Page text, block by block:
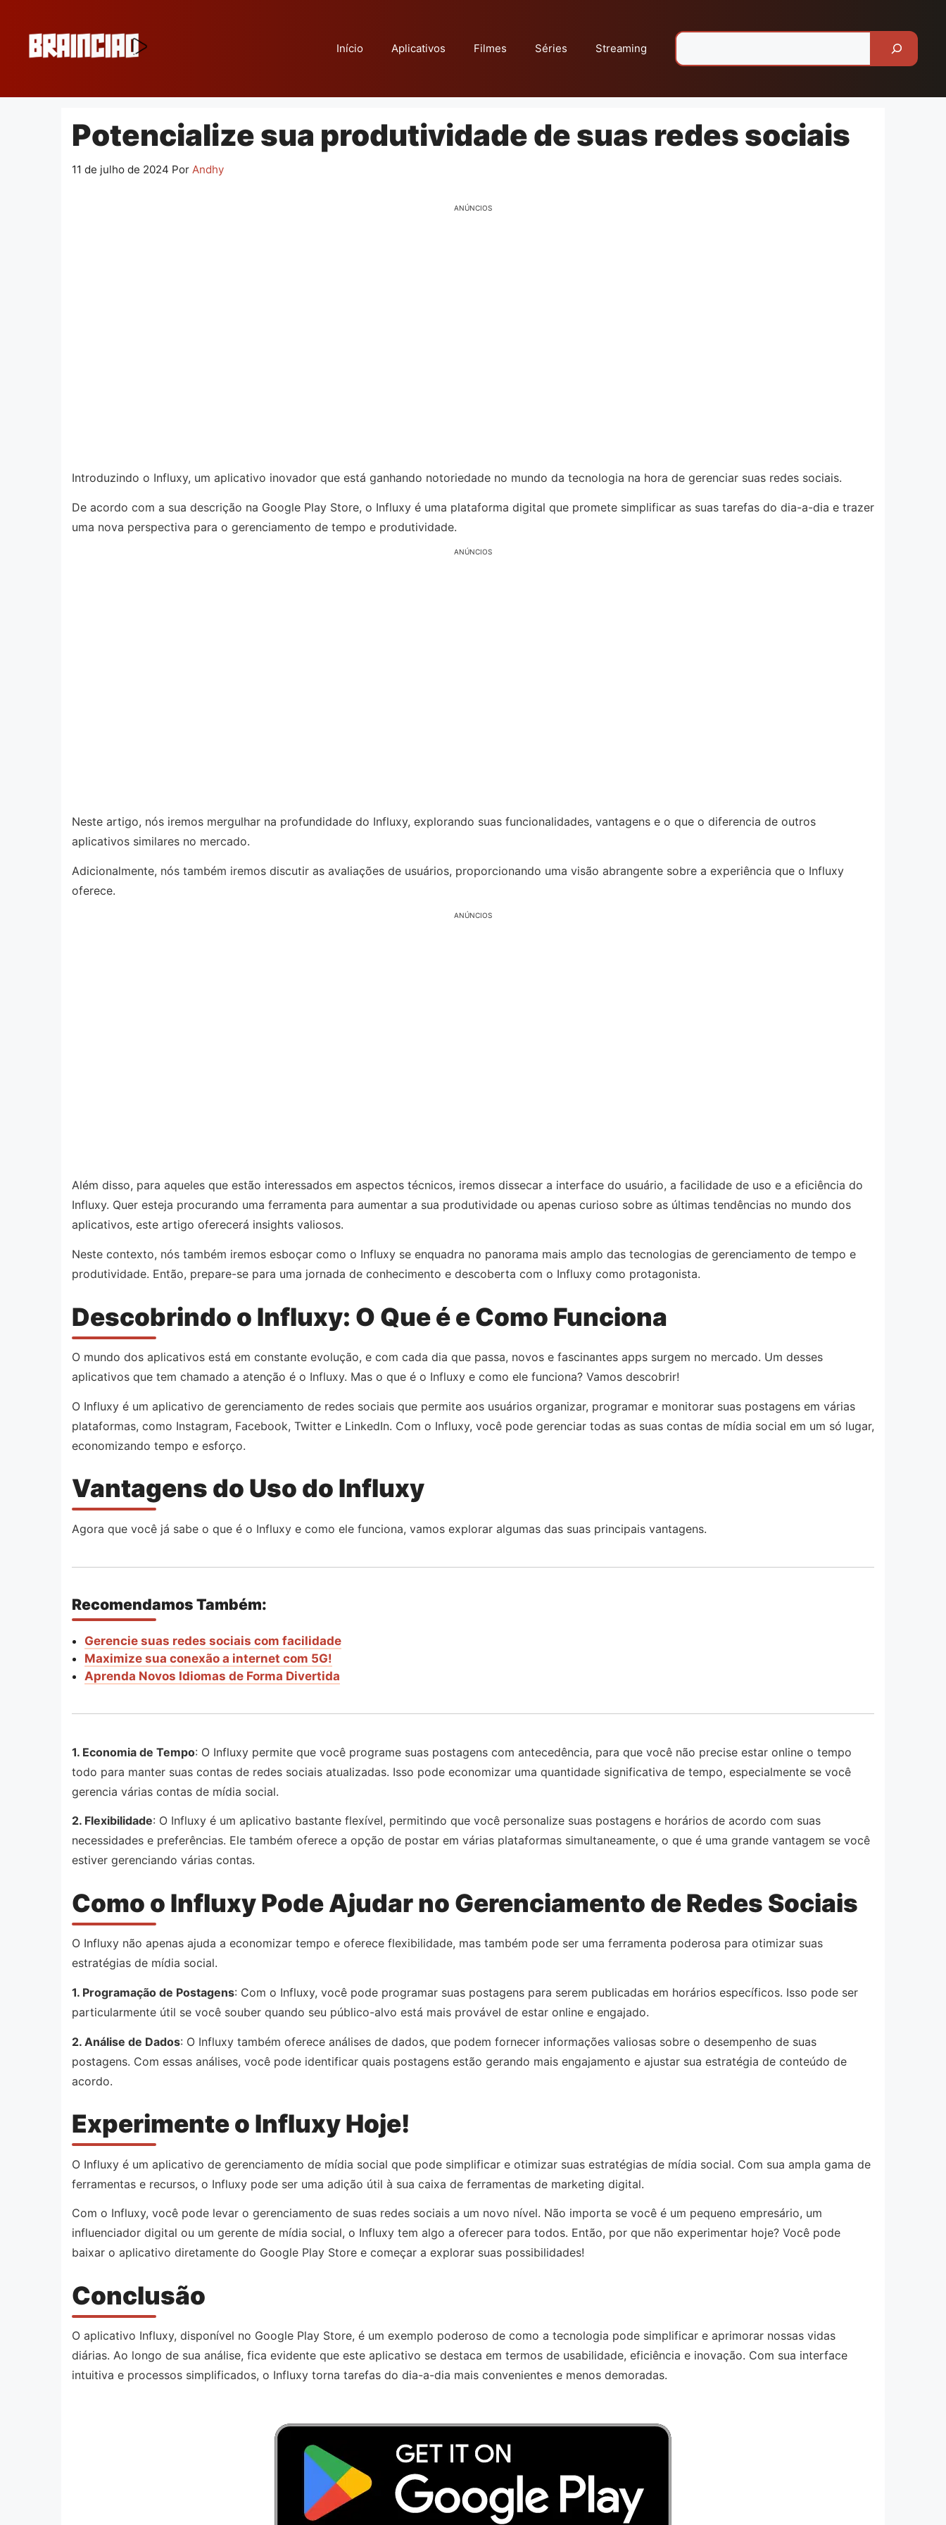
conteúdo
Início Aplicativos Filmes Séries Streaming
Potencialize sua produtividade de suas redes sociais
11 de julho de 2024 Por Andhy
ANÚNCIOS
Introduzindo o Influxy, um aplicativo inovador que está ganhando notoriedade no mundo da tecnologia na hora de gerenciar suas redes sociais.
De acordo com a sua descrição na Google Play Store, o Influxy é uma plataforma digital que promete simplificar as suas tarefas do dia-a-dia e trazer
uma nova perspectiva para o gerenciamento de tempo e produtividade.
ANÚNCIOS
Neste artigo, nós iremos mergulhar na profundidade do Influxy, explorando suas funcionalidades, vantagens e o que o diferencia de outros
aplicativos similares no mercado.
Adicionalmente, nós também iremos discutir as avaliações de usuários, proporcionando uma visão abrangente sobre a experiência que o Influxy
oferece.
ANÚNCIOS
Além disso, para aqueles que estão interessados em aspectos técnicos, iremos dissecar a interface do usuário, a facilidade de uso e a eficiência do
Influxy. Quer esteja procurando uma ferramenta para aumentar a sua produtividade ou apenas curioso sobre as últimas tendências no mundo dos
aplicativos, este artigo oferecerá insights valiosos.
Neste contexto, nós também iremos esboçar como o Influxy se enquadra no panorama mais amplo das tecnologias de gerenciamento de tempo e
produtividade. Então, prepare-se para uma jornada de conhecimento e descoberta com o Influxy como protagonista.
Descobrindo o Influxy: O Que é e Como Funciona
O mundo dos aplicativos está em constante evolução, e com cada dia que passa, novos e fascinantes apps surgem no mercado. Um desses
aplicativos que tem chamado a atenção é o Influxy. Mas o que é o Influxy e como ele funciona? Vamos descobrir!
O Influxy é um aplicativo de gerenciamento de redes sociais que permite aos usuários organizar, programar e monitorar suas postagens em várias
plataformas, como Instagram, Facebook, Twitter e LinkedIn. Com o Influxy, você pode gerenciar todas as suas contas de mídia social em um só lugar,
economizando tempo e esforço.
Vantagens do Uso do Influxy
Agora que você já sabe o que é o Influxy e como ele funciona, vamos explorar algumas das suas principais vantagens.
Recomendamos Também:
Gerencie suas redes sociais com facilidade
Maximize sua conexão a internet com 5G!
Aprenda Novos Idiomas de Forma Divertida
1. Economia de Tempo: O Influxy permite que você programe suas postagens com antecedência, para que você não precise estar online o tempo
todo para manter suas contas de redes sociais atualizadas. Isso pode economizar uma quantidade significativa de tempo, especialmente se você
gerencia várias contas de mídia social.
2. Flexibilidade: O Influxy é um aplicativo bastante flexível, permitindo que você personalize suas postagens e horários de acordo com suas
necessidades e preferências. Ele também oferece a opção de postar em várias plataformas simultaneamente, o que é uma grande vantagem se você
estiver gerenciando várias contas.
Como o Influxy Pode Ajudar no Gerenciamento de Redes Sociais
O Influxy não apenas ajuda a economizar tempo e oferece flexibilidade, mas também pode ser uma ferramenta poderosa para otimizar suas
estratégias de mídia social.
1. Programação de Postagens: Com o Influxy, você pode programar suas postagens para serem publicadas em horários específicos. Isso pode ser
particularmente útil se você souber quando seu público-alvo está mais provável de estar online e engajado.
2. Análise de Dados: O Influxy também oferece análises de dados, que podem fornecer informações valiosas sobre o desempenho de suas
postagens. Com essas análises, você pode identificar quais postagens estão gerando mais engajamento e ajustar sua estratégia de conteúdo de
acordo.
Experimente o Influxy Hoje!
O Influxy é um aplicativo de gerenciamento de mídia social que pode simplificar e otimizar suas estratégias de mídia social. Com sua ampla gama de
ferramentas e recursos, o Influxy pode ser uma adição útil à sua caixa de ferramentas de marketing digital.
Com o Influxy, você pode levar o gerenciamento de suas redes sociais a um novo nível. Não importa se você é um pequeno empresário, um
influenciador digital ou um gerente de mídia social, o Influxy tem algo a oferecer para todos. Então, por que não experimentar hoje? Você pode
baixar o aplicativo diretamente do Google Play Store e começar a explorar suas possibilidades!
Conclusão
O aplicativo Influxy, disponível no Google Play Store, é um exemplo poderoso de como a tecnologia pode simplificar e aprimorar nossas vidas
diárias. Ao longo de sua análise, fica evidente que este aplicativo se destaca em termos de usabilidade, eficiência e inovação. Com sua interface
intuitiva e processos simplificados, o Influxy torna tarefas do dia-a-dia mais convenientes e menos demoradas.